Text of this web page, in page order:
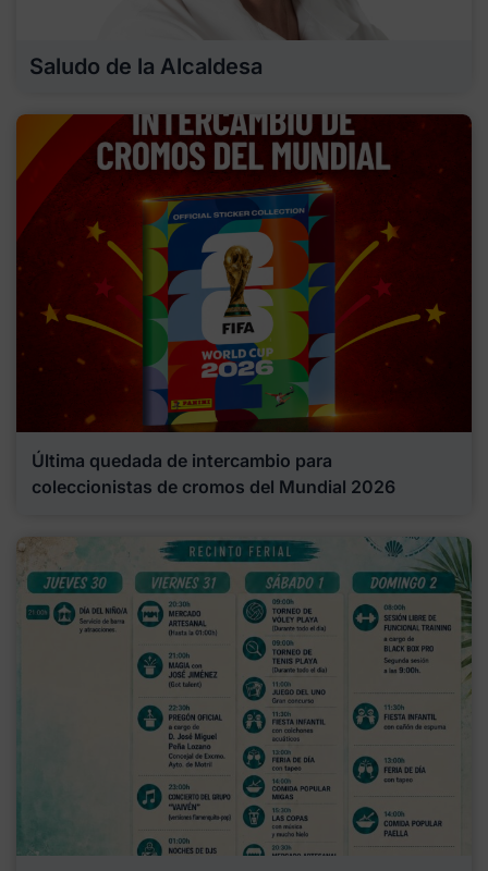
Saludo de la Alcaldesa
Última quedada de intercambio para
coleccionistas de cromos del Mundial 2026